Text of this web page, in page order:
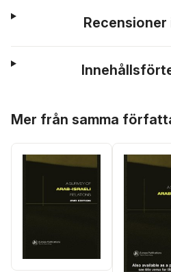
Recensioner
Mer från samma